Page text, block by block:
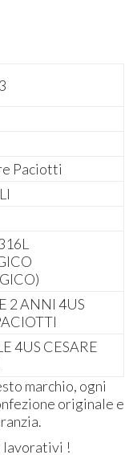
Paciotti
2 ANNI 4US
4US CESARE
marchio, ogni
originale e
lavorativi !